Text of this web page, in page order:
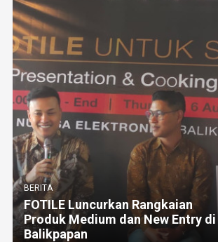
BERITA
FOTILE Luncurkan Rangkaian
Produk Medium dan New Entry di
Balikpapan